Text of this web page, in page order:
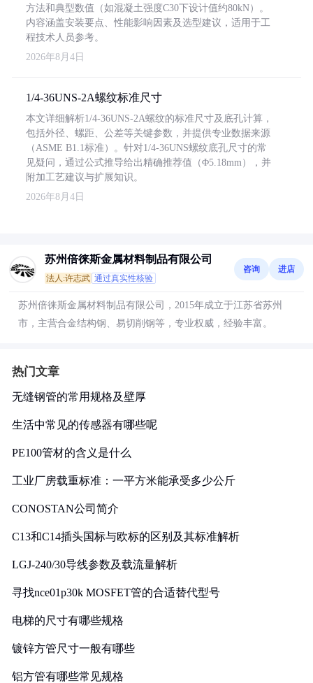
方法和典型数值（如混凝土强度C30下设计值约80kN）。
内容涵盖安装要点、性能影响因素及选型建议，适用于工
程技术人员参考。
2026年8月4日
1/4-36UNS-2A螺纹标准尺寸
本文详细解析1/4-36UNS-2A螺纹的标准尺寸及底孔计算，
包括外径、螺距、公差等关键参数，并提供专业数据来源
（ASME B1.1标准）。针对1/4-36UNS螺纹底孔尺寸的常
见疑问，通过公式推导给出精确推荐值（Φ5.18mm），并
附加工艺建议与扩展知识。
2026年8月4日
苏州倍徕斯金属材料制品有限公司
法人:许志武 通过真实性核验
咨询 进店
苏州倍徕斯金属材料制品有限公司，2015年成立于江苏省苏州
市，主营合金结构钢、易切削钢等，专业权威，经验丰富。
热门文章
无缝钢管的常用规格及壁厚
生活中常见的传感器有哪些呢
PE100管材的含义是什么
工业厂房载重标准：一平方米能承受多少公斤
CONOSTAN公司简介
C13和C14插头国标与欧标的区别及其标准解析
LGJ-240/30导线参数及载流量解析
寻找nce01p30k MOSFET管的合适替代型号
电梯的尺寸有哪些规格
镀锌方管尺寸一般有哪些
铝方管有哪些常见规格